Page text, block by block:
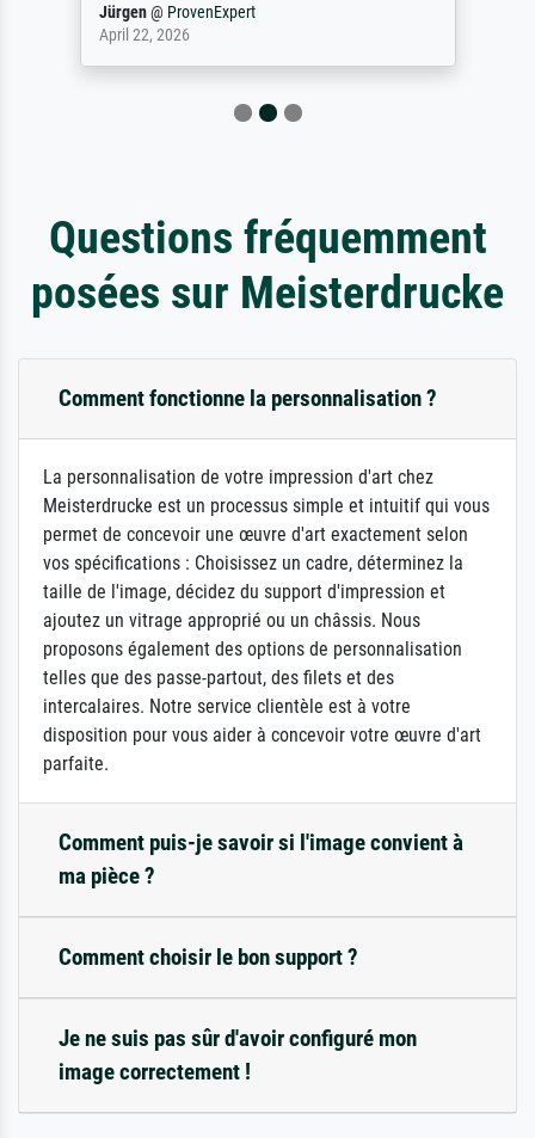
Jürgen@ ProvenExpert
April 22, 2026
Questions fréquemment
posées sur Meisterdrucke
Comment fonctionne la personnalisation ?
La personnalisation de votre impression d'art chez
Meisterdrucke est un processus simple et intuitif qui vous
permet de concevoir une œuvre d'art exactement selon
vos spécifications : Choisissez un cadre, déterminez la
taille de l'image, décidez du support d'impression et
ajoutez un vitrage approprié ou un châssis. Nous
proposons également des options de personnalisation
telles que des passe-partout, des filets et des
intercalaires. Notre service clientèle est à votre
disposition pour vous aider à concevoir votre œuvre d'art
parfaite.
Comment puis-je savoir si l'image convient à
ma pièce ?
Comment choisir le bon support ?
Je ne suis pas sûr d'avoir configuré mon
image correctement !